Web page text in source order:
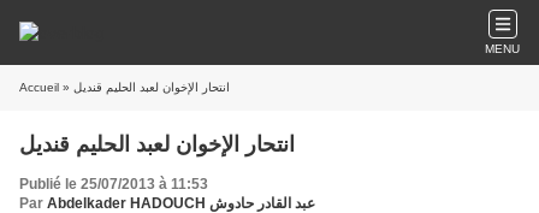
MENU
Accueil » انتحار الإخوان لعبد الحليم قنديل
انتحار الإخوان لعبد الحليم قنديل
Publié le 25/07/2013 à 11:53
Par
Abdelkader HADOUCH عبد القادر حادوش